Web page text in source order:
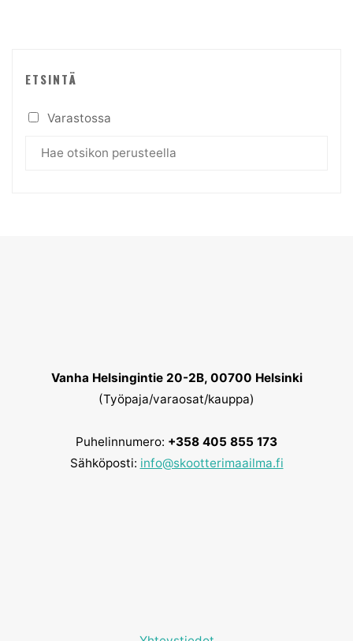
ETSINTÄ
Varastossa
Vanha Helsingintie 20-2B, 00700 Helsinki
(Työpaja/varaosat/kauppa)
Puhelinnumero: +358 405 855 173
Sähköposti: info@skootterimaailma.fi